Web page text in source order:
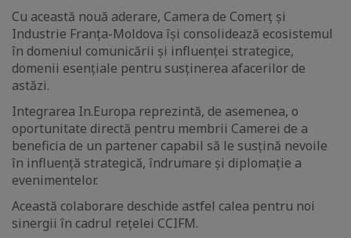
Cu această nouă aderare, Camera de Comerț și
Industrie Franța-Moldova își consolidează ecosistemul
în domeniul comunicării și influenței strategice,
domenii esențiale pentru susținerea afacerilor de
astăzi.
Integrarea In.Europa reprezintă, de asemenea, o
oportunitate directă pentru membrii Camerei de a
beneficia de un partener capabil să le susțină nevoile
în influență strategică, îndrumare și diplomație a
evenimentelor.
Această colaborare deschide astfel calea pentru noi
sinergii în cadrul rețelei CCIFM.